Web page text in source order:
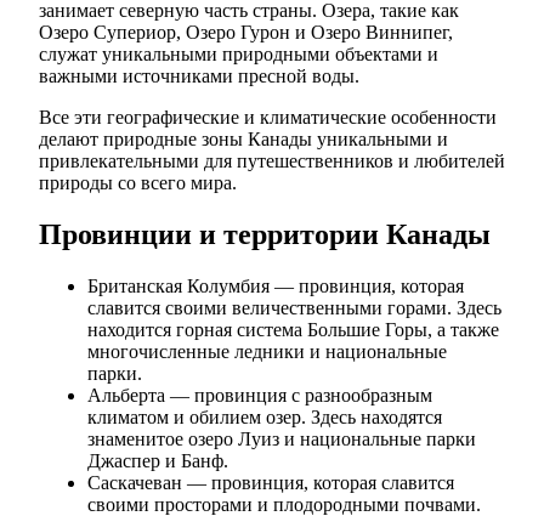
занимает северную часть страны. Озера, такие как
Озеро Супериор, Озеро Гурон и Озеро Виннипег,
служат уникальными природными объектами и
важными источниками пресной воды.
Все эти географические и климатические особенности
делают природные зоны Канады уникальными и
привлекательными для путешественников и любителей
природы со всего мира.
Провинции и территории Канады
Британская Колумбия — провинция, которая
славится своими величественными горами. Здесь
находится горная система Большие Горы, а также
многочисленные ледники и национальные
парки.
Альберта — провинция с разнообразным
климатом и обилием озер. Здесь находятся
знаменитое озеро Луиз и национальные парки
Джаспер и Банф.
Саскачеван — провинция, которая славится
своими просторами и плодородными почвами.